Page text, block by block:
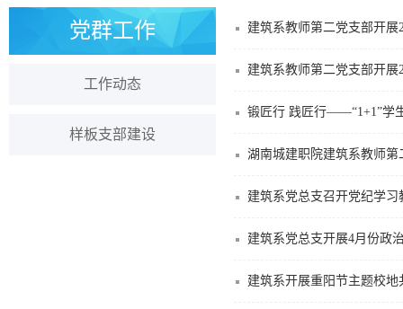
党群工作
工作动态
样板支部建设
建筑系教师第二党支部开展
建筑系教师第二党支部开展
锻匠行 践匠行——“1+1”学
湖南城建职院建筑系教师第
建筑系党总支召开党纪学习
建筑系党总支开展4月份政
建筑系开展重阳节主题校